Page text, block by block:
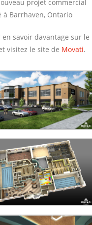
projet commercial
à Barrhaven, Ontario
en savoir davantage sur le
visitez le site de Movati.